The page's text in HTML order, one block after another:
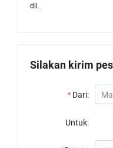
dll..
Silakan kirim
* Dari:
Untuk: